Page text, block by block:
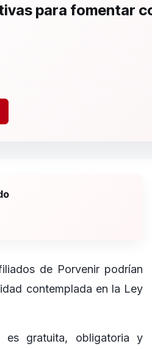
para fomentar
de Porvenir podrían
contemplada en la Ley
es gratuita, obligatoria y